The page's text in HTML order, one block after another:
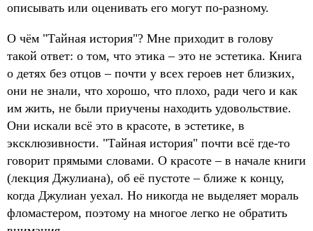
описывать или оценивать его могут по-разному.
О чём "Тайная история"? Мне приходит в голову
такой ответ: о том, что этика – это не эстетика. Книга
о детях без отцов – почти у всех героев нет близких,
они не знали, что хорошо, что плохо, ради чего и как
им жить, не были приучены находить удовольствие.
Они искали всё это в красоте, в эстетике, в
эксклюзивности. "Тайная история" почти всё где-то
говорит прямыми словами. О красоте – в начале книги
(лекция Джулиана), об её пустоте – ближе к концу,
когда Джулиан уехал. Но никогда не выделяет мораль
фломастером, поэтому на многое легко не обратить